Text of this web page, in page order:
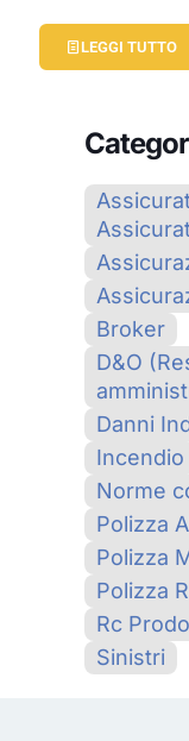
LEGGI TUTTO
Broker
D&O
Danni
Incendio
Norme
Polizza
Polizza
Polizza
Rc
Sinistri